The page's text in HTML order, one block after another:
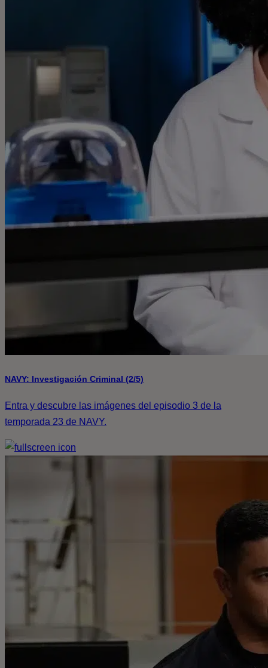
NAVY: Investigación Criminal (2/5)
Entra y descubre las imágenes del episodio 3 de la
temporada 23 de NAVY.